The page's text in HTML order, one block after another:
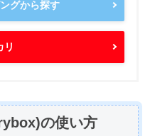
グから探す
リ
の使い方